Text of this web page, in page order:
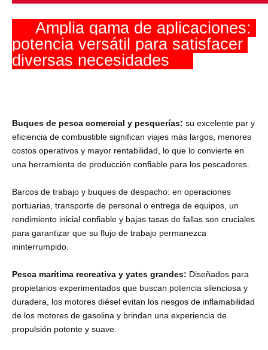
potencia versátil para satisfacer
diversas necesidades
Buques de pesca comercial y pesquerías: su excelente par y
eficiencia de combustible significan viajes más largos, menores
costos operativos y mayor rentabilidad, lo que lo convierte en
una herramienta de producción confiable para los pescadores.
Barcos de trabajo y buques de despacho: en operaciones
portuarias, transporte de personal o entrega de equipos, un
rendimiento inicial confiable y bajas tasas de fallas son cruciales
para garantizar que su flujo de trabajo permanezca
ininterrumpido.
Pesca marítima recreativa y yates grandes: Diseñados para
propietarios experimentados que buscan potencia silenciosa y
duradera, los motores diésel evitan los riesgos de inflamabilidad
de los motores de gasolina y brindan una experiencia de
propulsión potente y suave.